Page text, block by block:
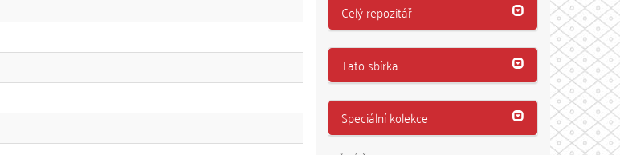
Celý repozitář
Tato sbírka
Speciální kolekce